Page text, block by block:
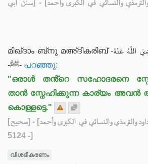
والنسائي في الكبرى وأحمد] - [سنن أبي
-ﷺ- പറഞ്ഞു:
"ഒരാൾ തൻ്റെ സഹോദരനെ
താൻ സ്നേഹിക്കുന്ന കാര്യം അവൻ
കൊള്ളട്ടെ."
[صحيح]
- 5124]
വിശദീകരണം